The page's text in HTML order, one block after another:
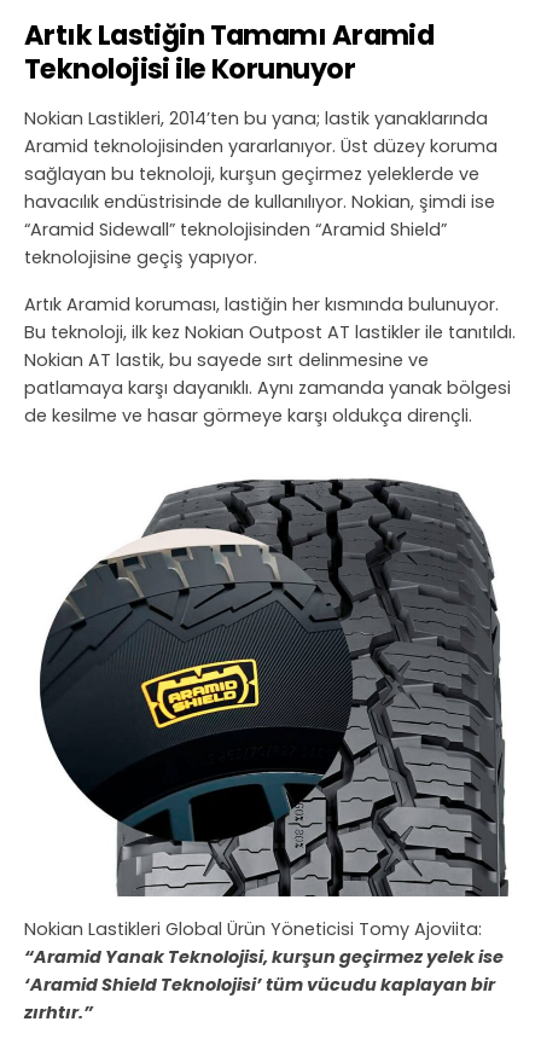
Artık Lastiğin Tamamı Aramid
Teknolojisi ile Korunuyor
Nokian Lastikleri, 2014’ten bu yana; lastik yanaklarında
Aramid teknolojisinden yararlanıyor. Üst düzey koruma
sağlayan bu teknoloji, kurşun geçirmez yeleklerde ve
havacılık endüstrisinde de kullanılıyor. Nokian, şimdi ise
“Aramid Sidewall” teknolojisinden “Aramid Shield”
teknolojisine geçiş yapıyor.
Artık Aramid koruması, lastiğin her kısmında bulunuyor.
Bu teknoloji, ilk kez Nokian Outpost AT lastikler ile tanıtıldı.
Nokian AT lastik, bu sayede sırt delinmesine ve
patlamaya karşı dayanıklı. Aynı zamanda yanak bölgesi
de kesilme ve hasar görmeye karşı oldukça dirençli.
Nokian Lastikleri Global Ürün Yöneticisi Tomy Ajoviita:
“Aramid Yanak Teknolojisi, kurşun geçirmez yelek ise
‘Aramid Shield Teknolojisi’ tüm vücudu kaplayan bir
zırhtır.”